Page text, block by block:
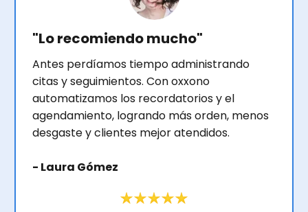
"Lo recomiendo mucho"
Antes perdíamos tiempo administrando
citas y seguimientos. Con oxxono
automatizamos los recordatorios y el
agendamiento, logrando más orden, menos
desgaste y clientes mejor atendidos.
- Laura Gómez